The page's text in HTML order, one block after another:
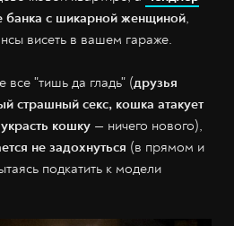
банка с шикарной женщиной,
висеть в вашем гараже.
все "тишь да гладь" (друзья
страшный секс, кошка атакует
кошку — ничего нового),
не задохнуться (в прямом и
подкатить к модели